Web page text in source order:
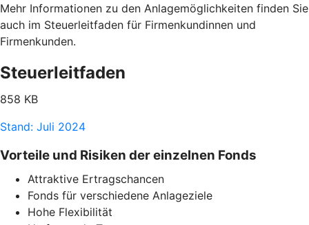
Mehr Informationen zu den Anlagemöglichkeiten finden Sie
auch im Steuerleitfaden für Firmenkundinnen und
Firmenkunden.
Steuerleitfaden
858 KB
Stand: Juli 2024
Vorteile und Risiken der einzelnen Fonds
Attraktive Ertragschancen
Fonds für verschiedene Anlageziele
Hohe Flexibilität